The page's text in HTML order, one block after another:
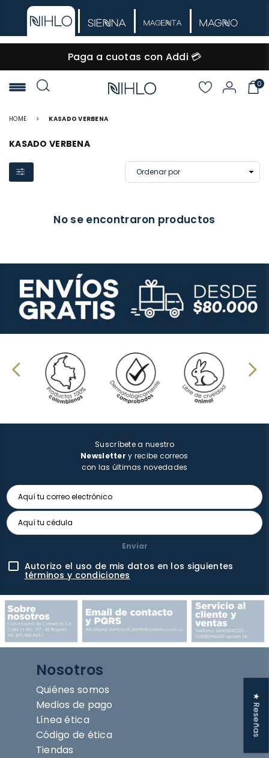
Paga a cuotas con Addi 💳
NIHLO
0
HOME > KASADO VERBENA
KASADO VERBENA
No se encontraron productos
Suscríbete a nuestro
Newsletter y recibe correos
con las últimas novedades
Enviar
Autorizo el uso de mis datos en los siguientes
términos y condiciones
Nosotros
Quiénes somos
Medios de pago
Línea ética
Código de ética
Tiendas
★ Reseñas